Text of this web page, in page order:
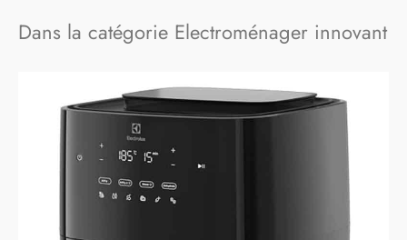
Dans la catégorie Electroménager innovant